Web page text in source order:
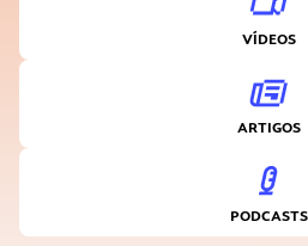
VÍDEOS
ARTIGOS
PODCASTS